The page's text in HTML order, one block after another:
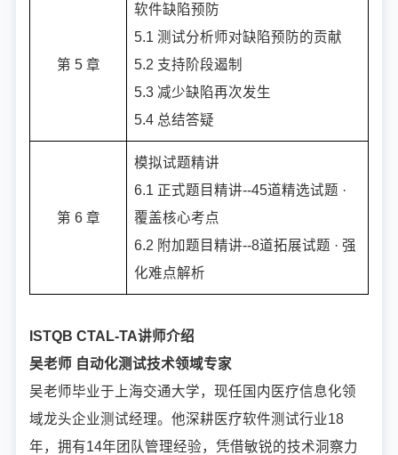
第 5 章
软件缺陷预防
5.1 测试分析师对缺陷预防的贡献
5.2 支持阶段遏制
5.3 减少缺陷再次发生
5.4 总结答疑
第 6 章
模拟试题精讲
6.1 正式题目精讲--45道精选试题 ·
覆盖核心考点
6.2 附加题目精讲--8道拓展试题 · 强
化难点解析
ISTQB CTAL-TA讲师介绍
吴老师 自动化测试技术领域专家
吴老师毕业于上海交通大学，现任国内医疗信息化领
域龙头企业测试经理。他深耕医疗软件测试行业18
年，拥有14年团队管理经验，凭借敏锐的技术洞察力